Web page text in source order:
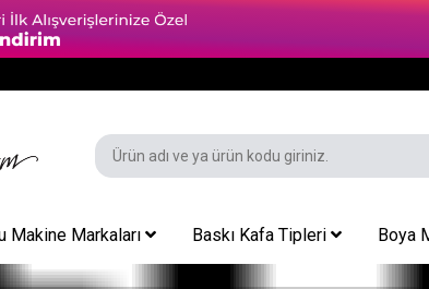
Makine Markaları Baskı Kafa Tipleri Boya